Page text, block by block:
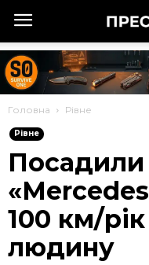
Головна Рівне
Рівне
Посадили
100 км/
людину